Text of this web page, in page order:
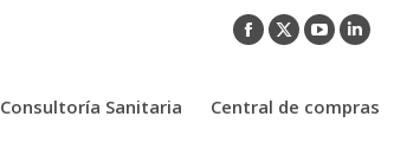
Facebook
opens
X
opensopens
Consultoría Sanitaria Central de compras